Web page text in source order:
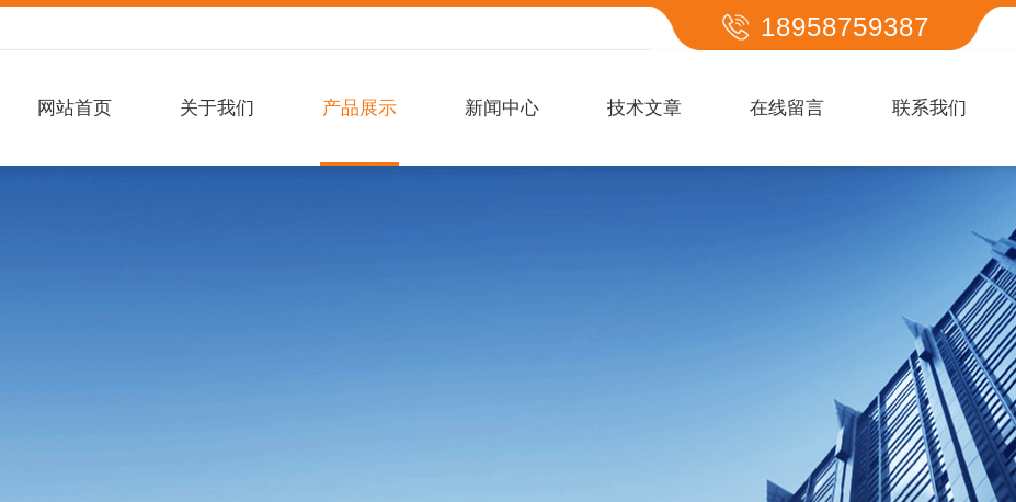
18958759387
网站首页 关于我们 产品展示 新闻中心 技术文章 在线留言 联系我们